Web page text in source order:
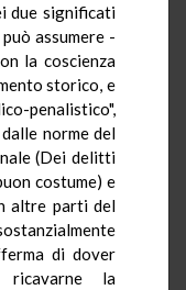
due significati
assumere -
la coscienza
storico, e
penalistico",
norme del
(Dei delitti
costume) e
altre parti del
di dover
la